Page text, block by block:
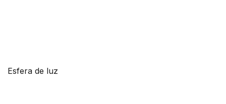
Esfera de luz